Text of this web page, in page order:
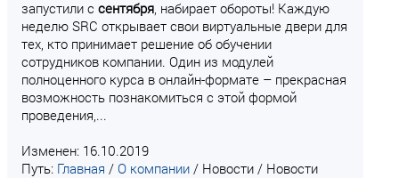
запустили с сентября, набирает обороты! Каждую
неделю SRC открывает свои виртуальные двери для
тех, кто принимает решение об обучении
сотрудников компании. Один из модулей
полноценного курса в онлайн-формате – прекрасная
возможность познакомиться с этой формой
проведения,...
Изменен: 16.10.2019
Путь: Главная / О компании / Новости / Новости